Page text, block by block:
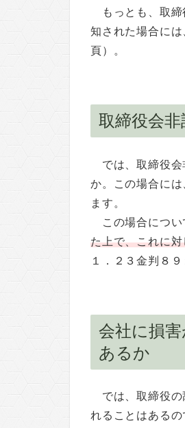
もっとも、取
知された場合に
頁）。
取締役会
では、取締役
か。この場合に
ます。
この場合につい
た上で、これに
１．２３金判８９
会社に損
あるか
では、取締役
れることはあるの